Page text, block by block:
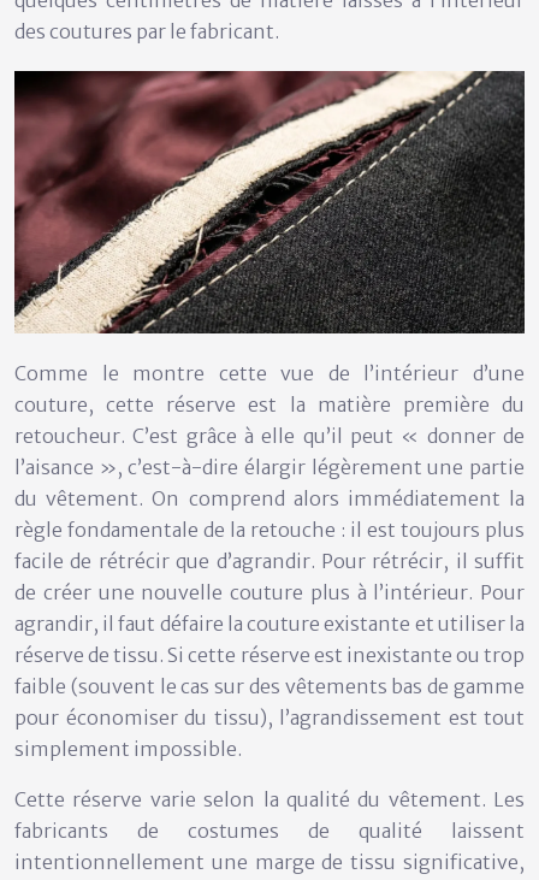
des coutures par le fabricant.
Comme le montre cette vue de l’intérieur d’une
couture, cette réserve est la matière première du
retoucheur. C’est grâce à elle qu’il peut « donner de
l’aisance », c’est-à-dire élargir légèrement une partie
du vêtement. On comprend alors immédiatement la
règle fondamentale de la retouche : il est toujours plus
facile de rétrécir que d’agrandir. Pour rétrécir, il suffit
de créer une nouvelle couture plus à l’intérieur. Pour
agrandir, il faut défaire la couture existante et utiliser la
réserve de tissu. Si cette réserve est inexistante ou trop
faible (souvent le cas sur des vêtements bas de gamme
pour économiser du tissu), l’agrandissement est tout
simplement impossible.
Cette réserve varie selon la qualité du vêtement. Les
fabricants de costumes de qualité laissent
intentionnellement une marge de tissu significative,